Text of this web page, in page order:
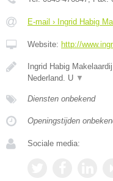
E-mail › Ingrid Habig
Website: http://
Ingrid Habig
Nederland. U ▼
Diensten onbekend
Openingstijden
Sociale media: